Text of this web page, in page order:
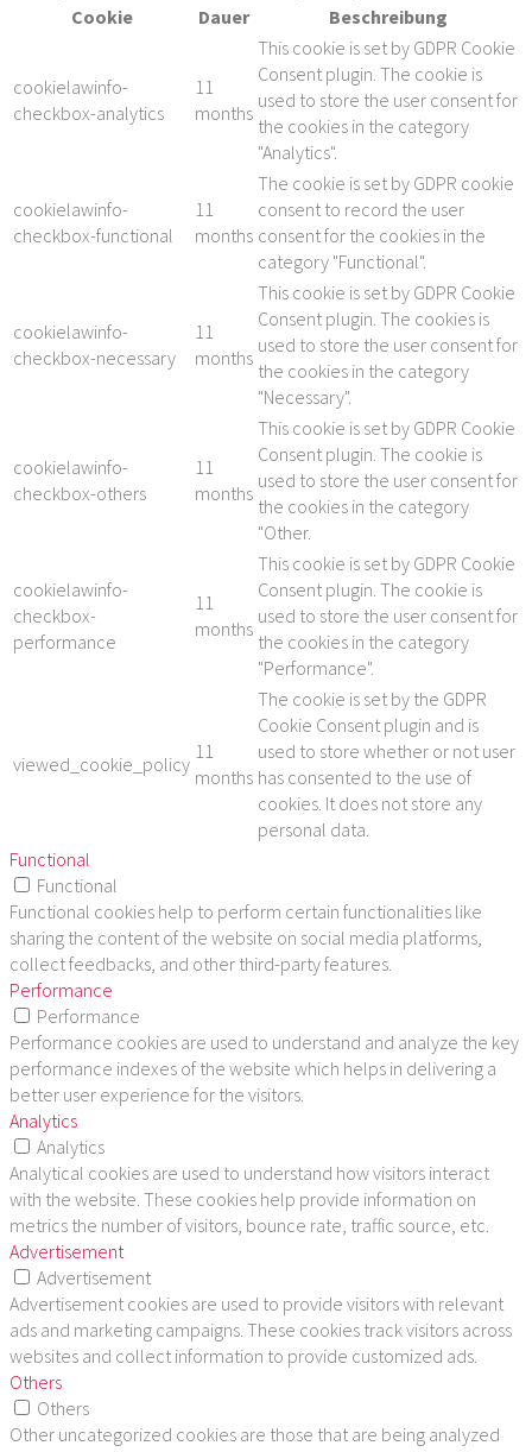
Cookie
Dauer Beschreibung
cookielawinfo-
checkbox-analytics
11
months
This cookie is set by GDPR Cookie
Consent plugin. The cookie is
used to store the user consent for
the cookies in the category
"Analytics".
cookielawinfo-
checkbox-functional
11
months
The cookie is set by GDPR cookie
consent to record the user
consent for the cookies in the
category "Functional".
cookielawinfo-
checkbox-necessary
11
months
This cookie is set by GDPR Cookie
Consent plugin. The cookies is
used to store the user consent for
the cookies in the category
"Necessary".
cookielawinfo-
checkbox-others
11
months
This cookie is set by GDPR Cookie
Consent plugin. The cookie is
used to store the user consent for
the cookies in the category
"Other.
cookielawinfo-
checkbox-
performance
11
months
This cookie is set by GDPR Cookie
Consent plugin. The cookie is
used to store the user consent for
the cookies in the category
"Performance".
viewed_cookie_policy
11
months
The cookie is set by the GDPR
Cookie Consent plugin and is
used to store whether or not user
has consented to the use of
cookies. It does not store any
personal data.
Functional
Functional
Functional cookies help to perform certain functionalities like
sharing the content of the website on social media platforms,
collect feedbacks, and other third-party features.
Performance
Performance
Performance cookies are used to understand and analyze the key
performance indexes of the website which helps in delivering a
better user experience for the visitors.
Analytics
Analytics
Analytical cookies are used to understand how visitors interact
with the website. These cookies help provide information on
metrics the number of visitors, bounce rate, traffic source, etc.
Advertisement
Advertisement
Advertisement cookies are used to provide visitors with relevant
ads and marketing campaigns. These cookies track visitors across
websites and collect information to provide customized ads.
Others
Others
Other uncategorized cookies are those that are being analyzed